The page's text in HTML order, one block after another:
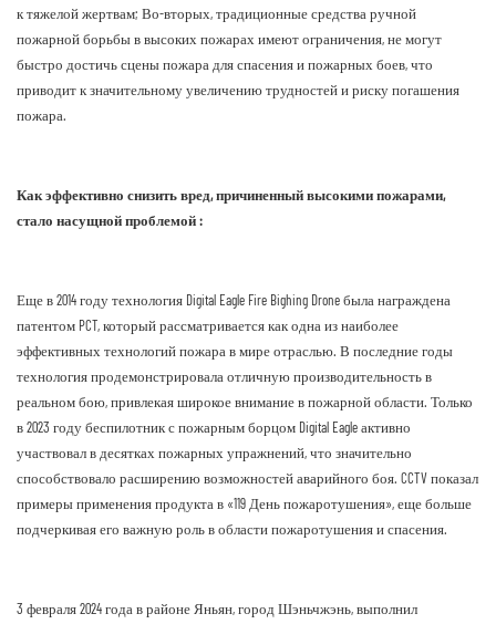
к тяжелой жертвам; Во-вторых, традиционные средства ручной
пожарной борьбы в высоких пожарах имеют ограничения, не могут
быстро достичь сцены пожара для спасения и пожарных боев, что
приводит к значительному увеличению трудностей и риску погашения
пожара.
Как эффективно снизить вред, причиненный высокими пожарами,
стало насущной проблемой :
Еще в 2014 году технология Digital Eagle Fire Bighing Drone была награждена
патентом PCT, который рассматривается как одна из наиболее
эффективных технологий пожара в мире отраслью. В последние годы
технология продемонстрировала отличную производительность в
реальном бою, привлекая широкое внимание в пожарной области. Только
в 2023 году беспилотник с пожарным борцом Digital Eagle активно
участвовал в десятках пожарных упражнений, что значительно
способствовало расширению возможностей аварийного боя. CCTV показал
примеры применения продукта в «119 День пожаротушения», еще больше
подчеркивая его важную роль в области пожаротушения и спасения.
3 февраля 2024 года в районе Яньян, город Шэньчжэнь, выполнил